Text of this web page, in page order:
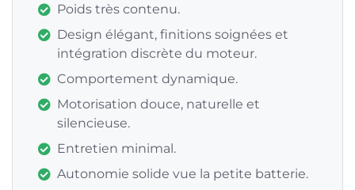
Poids très contenu.
Design élégant, finitions soignées et
intégration discrète du moteur.
Comportement dynamique.
Motorisation douce, naturelle et
silencieuse.
Entretien minimal.
Autonomie solide vue la petite batterie.